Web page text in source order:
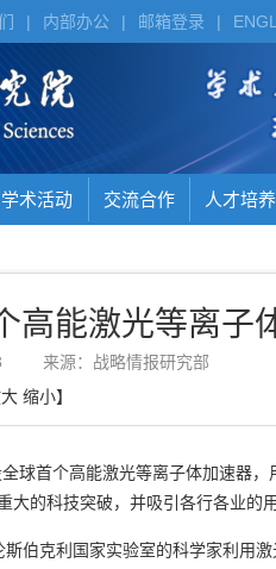
|
邮箱登录
|
内部办公
|
学术活动 交流合作 人才培养
高能激光等离子
来源：战略情报研究部
缩小】
球首个高能激光等离子体加速器
大的科技突破，并吸引各行各业的
伯克利国家实验室的科学家利用